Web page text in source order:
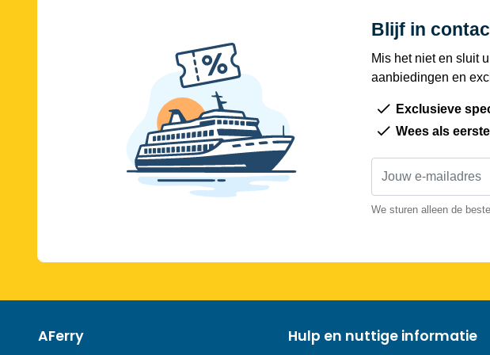
Blijf in
Mis het niet en sluit
aanbiedingen en
Exclusieve
Wees als
We sturen alleen de
AFerry Hulp en nuttige informatie